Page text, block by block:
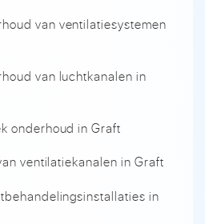
van ventilatiesystemen
van luchtkanalen in
onderhoud in Graft
ventilatiekanalen in Graft
in